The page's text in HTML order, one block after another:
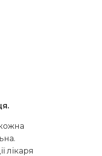
лікаря